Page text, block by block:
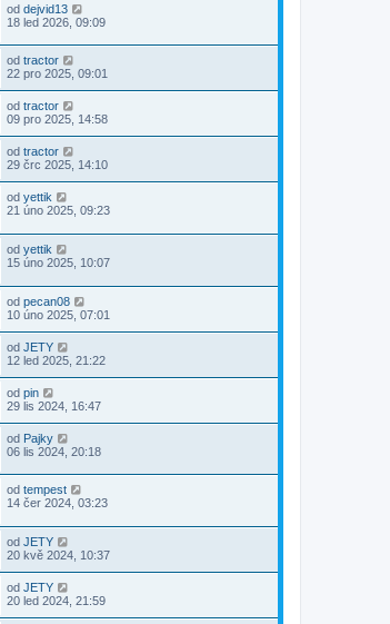
od dejvid13
18 led 2026, 09:09
od tractor
22 pro 2025, 09:01
od tractor
09 pro 2025, 14:58
od tractor
29 črc 2025, 14:10
od yettik
21 úno 2025, 09:23
od yettik
15 úno 2025, 10:07
od pecan08
10 úno 2025, 07:01
od JETY
12 led 2025, 21:22
od pin
29 lis 2024, 16:47
od Pajky
06 lis 2024, 20:18
od tempest
14 čer 2024, 03:23
od JETY
20 kvě 2024, 10:37
od JETY
20 led 2024, 21:59